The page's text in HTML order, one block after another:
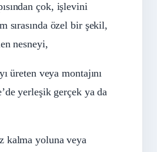
çok, işlevini
sırasında özel bir şekil,
nesneyi,
üreten veya montajını
yerleşik gerçek ya da
kalma yoluna veya